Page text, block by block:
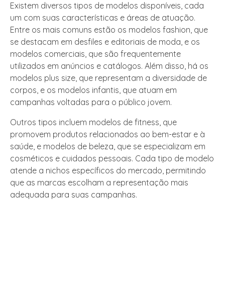
Existem diversos tipos de modelos disponíveis, cada
um com suas características e áreas de atuação.
Entre os mais comuns estão os modelos fashion, que
se destacam em desfiles e editoriais de moda, e os
modelos comerciais, que são frequentemente
utilizados em anúncios e catálogos. Além disso, há os
modelos plus size, que representam a diversidade de
corpos, e os modelos infantis, que atuam em
campanhas voltadas para o público jovem.
Outros tipos incluem modelos de fitness, que
promovem produtos relacionados ao bem-estar e à
saúde, e modelos de beleza, que se especializam em
cosméticos e cuidados pessoais. Cada tipo de modelo
atende a nichos específicos do mercado, permitindo
que as marcas escolham a representação mais
adequada para suas campanhas.